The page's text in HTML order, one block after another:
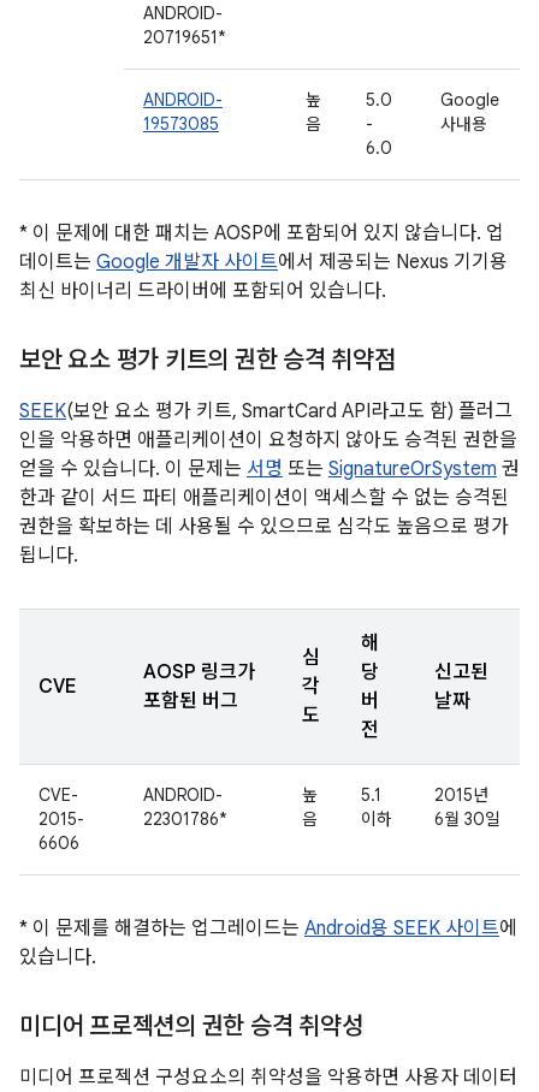
ANDROID-
20719651*
ANDROID-
19573085
높
음
5.0
-
6.0
Google
사내용
* 이 문제에 대한 패치는 AOSP에 포함되어 있지 않습니다. 업
데이트는 Google 개발자 사이트에서 제공되는 Nexus 기기용
최신 바이너리 드라이버에 포함되어 있습니다.
보안 요소 평가 키트의 권한 승격 취약점
SEEK(보안 요소 평가 키트, SmartCard API라고도 함) 플러그
인을 악용하면 애플리케이션이 요청하지 않아도 승격된 권한을
얻을 수 있습니다. 이 문제는 서명 또는 SignatureOrSystem 권
한과 같이 서드 파티 애플리케이션이 액세스할 수 없는 승격된
권한을 확보하는 데 사용될 수 있으므로 심각도 높음으로 평가
됩니다.
CVE
AOSP 링크가
포함된 버그
심
각
도
해
당
버
전
신고된
날짜
CVE-
2015-
6606
ANDROID-
22301786*
높
음
5.1
이하
2015년
6월 30일
* 이 문제를 해결하는 업그레이드는 Android용 SEEK 사이트에
있습니다.
미디어 프로젝션의 권한 승격 취약성
미디어 프로젝션 구성요소의 취약성을 악용하면 사용자 데이터